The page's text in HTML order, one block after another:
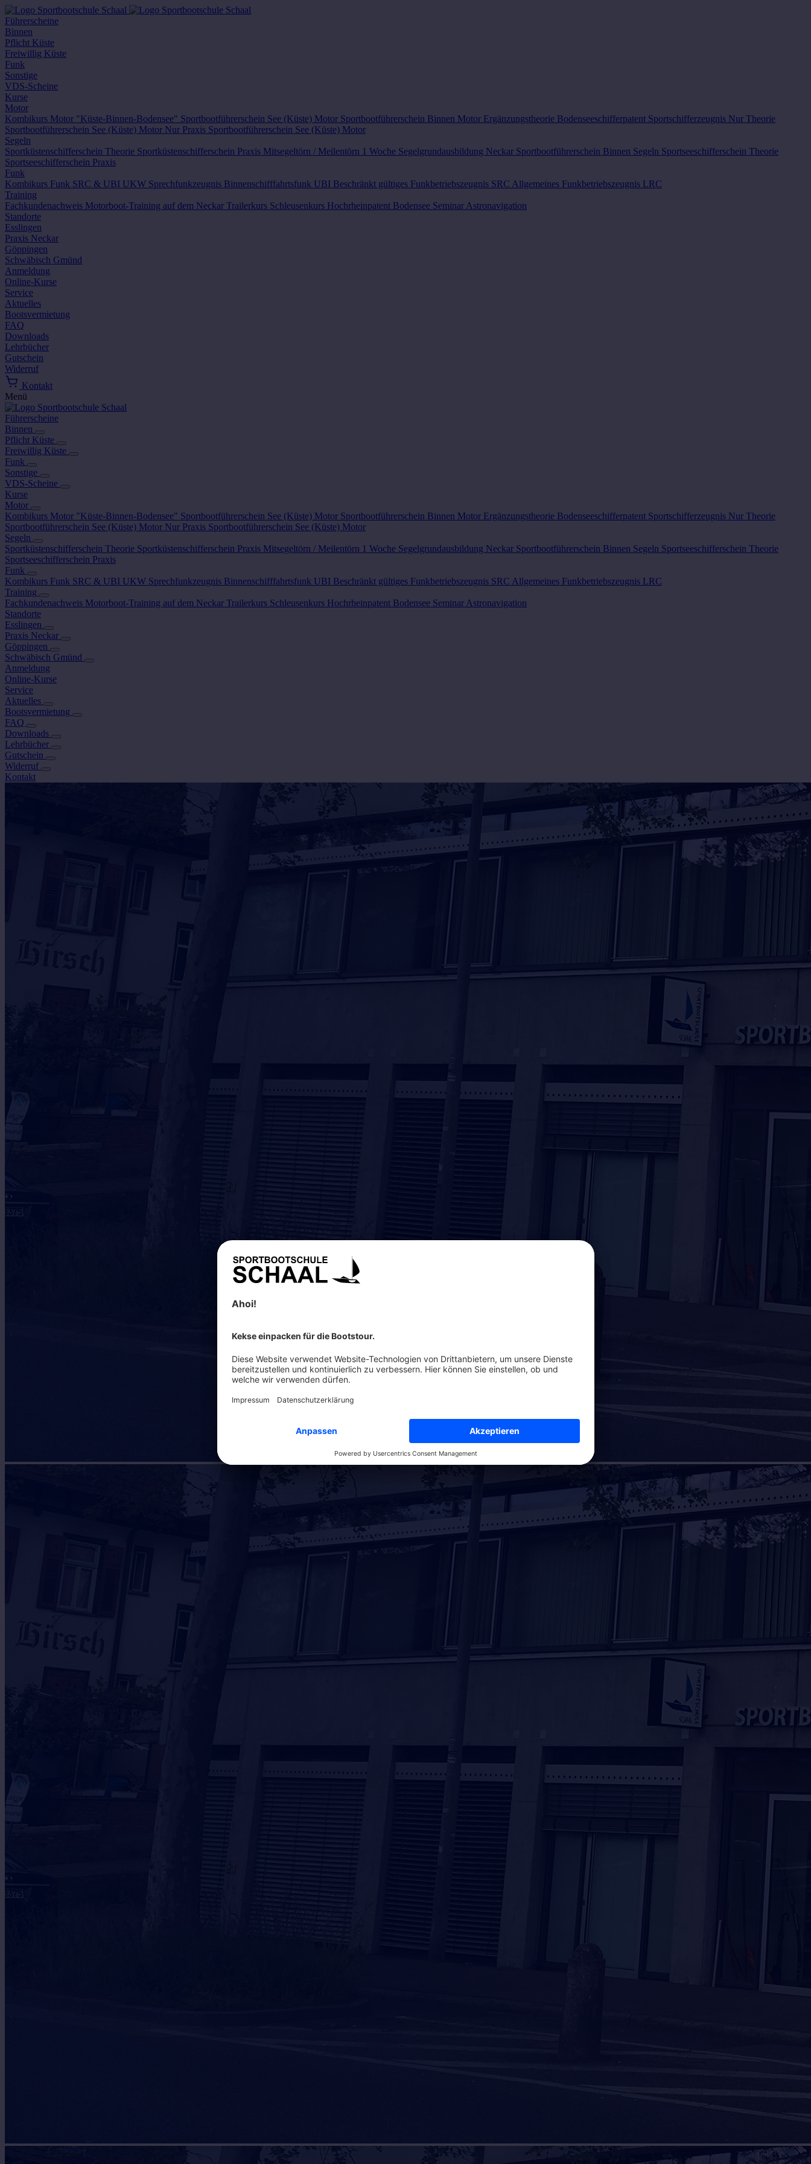
Führerscheine
Binnen
Pflicht Küste
Freiwillig Küste
Funk
Sonstige
VDS-Scheine
Kurse
Motor
Kombikurs Motor "Küste-Binnen-Bodensee" Sportbootführerschein See (Küste) Motor Sportbootführerschein Binnen Motor Ergänzungstheorie Bodenseeschifferpatent Sportschifferzeugnis Nur Theorie
Sportbootführerschein See (Küste) Motor Nur Praxis Sportbootführerschein See (Küste) Motor
Segeln
Sportküstenschifferschein Theorie Sportküstenschifferschein Praxis Mitsegeltörn / Meilentörn 1 Woche Segelgrundausbildung Neckar Sportbootführerschein Binnen Segeln Sportseeschifferschein Theorie
Sportseeschifferschein Praxis
Funk
Kombikurs Funk SRC & UBI UKW Sprechfunkzeugnis Binnenschifffahrtsfunk UBI Beschränkt gültiges Funkbetriebszeugnis SRC Allgemeines Funkbetriebszeugnis LRC
Training
Fachkundenachweis Motorboot-Training auf dem Neckar Trailerkurs Schleusenkurs Hochrheinpatent Bodensee Seminar Astronavigation
Standorte
Esslingen
Praxis Neckar
Göppingen
Schwäbisch Gmünd
Anmeldung
Online-Kurse
Service
Aktuelles
Bootsvermietung
FAQ
Downloads
Lehrbücher
Gutschein
Widerruf
Kontakt
Menü
Führerscheine
Binnen
Pflicht Küste
Freiwillig Küste
Funk
Sonstige
VDS-Scheine
Kurse
Motor
Kombikurs Motor "Küste-Binnen-Bodensee" Sportbootführerschein See (Küste) Motor Sportbootführerschein Binnen Motor Ergänzungstheorie Bodenseeschifferpatent Sportschifferzeugnis Nur Theorie
Sportbootführerschein See (Küste) Motor Nur Praxis Sportbootführerschein See (Küste) Motor
Segeln
Sportküstenschifferschein Theorie Sportküstenschifferschein Praxis Mitsegeltörn / Meilentörn 1 Woche Segelgrundausbildung Neckar Sportbootführerschein Binnen Segeln Sportseeschifferschein Theorie
Sportseeschifferschein Praxis
Funk
Kombikurs Funk SRC & UBI UKW Sprechfunkzeugnis Binnenschifffahrtsfunk UBI Beschränkt gültiges Funkbetriebszeugnis SRC Allgemeines Funkbetriebszeugnis LRC
Training
Fachkundenachweis Motorboot-Training auf dem Neckar Trailerkurs Schleusenkurs Hochrheinpatent Bodensee Seminar Astronavigation
Standorte
Esslingen
Praxis Neckar
Göppingen
Schwäbisch Gmünd
Anmeldung
Online-Kurse
Service
Aktuelles
Bootsvermietung
FAQ
Downloads
Lehrbücher
Gutschein
Widerruf
Kontakt